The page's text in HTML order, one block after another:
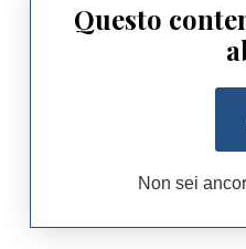
Questo
Non sei